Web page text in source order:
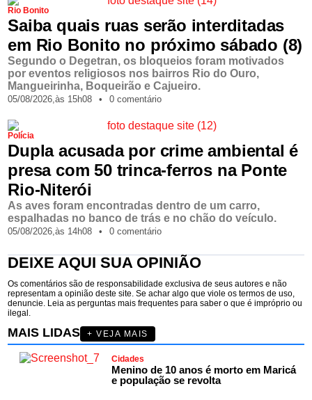
Rio Bonito
Saiba quais ruas serão interditadas
em Rio Bonito no próximo sábado (8)
Segundo o Degetran, os bloqueios foram motivados
por eventos religiosos nos bairros Rio do Ouro,
Mangueirinha, Boqueirão e Cajueiro.
05/08/2026,às 15h08 • 0 comentário
Polícia
Dupla acusada por crime ambiental é
presa com 50 trinca-ferros na Ponte
Rio-Niterói
As aves foram encontradas dentro de um carro,
espalhadas no banco de trás e no chão do veículo.
05/08/2026,às 14h08 • 0 comentário
DEIXE AQUI SUA OPINIÃO
Os comentários são de responsabilidade exclusiva de seus autores e não
representam a opinião deste site. Se achar algo que viole os termos de uso,
denuncie. Leia as perguntas mais frequentes para saber o que é impróprio ou
ilegal.
MAIS LIDAS + VEJA MAIS
Cidades
Menino de 10 anos é morto em Maricá
e população se revolta